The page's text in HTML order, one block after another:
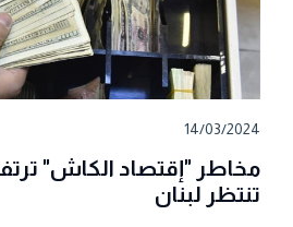
14/03/2024
مخاطر "إقتصاد الكاش"
تنتظر لبنان